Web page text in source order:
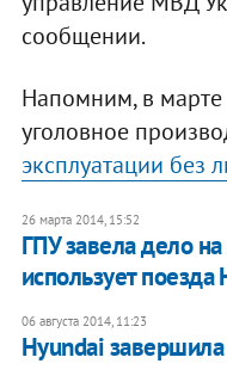
сообщении.
Напомним, в марте
уголовное
эксплуатации без
26 марта 2014, 15:52
ГПУ завела дело
использует поезда
06 августа 2014, 11:23
Hyundai